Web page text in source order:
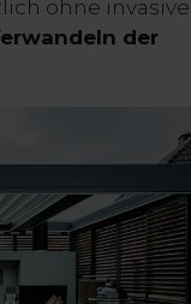
ohne invasive
der